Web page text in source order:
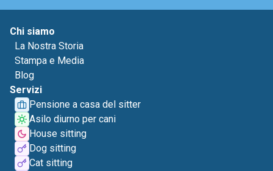
Chi siamo
La Nostra Storia
Stampa e Media
Blog
Servizi
Pensione a casa del sitter
Asilo diurno per cani
House sitting
Dog sitting
Cat sitting